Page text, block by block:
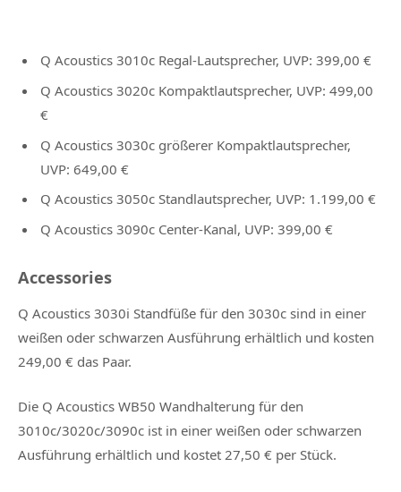
Q Acoustics 3010c Regal-Lautsprecher, UVP: 399,00 €
Q Acoustics 3020c Kompaktlautsprecher, UVP: 499,00
€
Q Acoustics 3030c größerer Kompaktlautsprecher,
UVP: 649,00 €
Q Acoustics 3050c Standlautsprecher, UVP: 1.199,00 €
Q Acoustics 3090c Center-Kanal, UVP: 399,00 €
Accessories
Q Acoustics 3030i Standfüße für den 3030c sind in einer
weißen oder schwarzen Ausführung erhältlich und kosten
249,00 € das Paar.
Die Q Acoustics WB50 Wandhalterung für den
3010c/3020c/3090c ist in einer weißen oder schwarzen
Ausführung erhältlich und kostet 27,50 € per Stück.